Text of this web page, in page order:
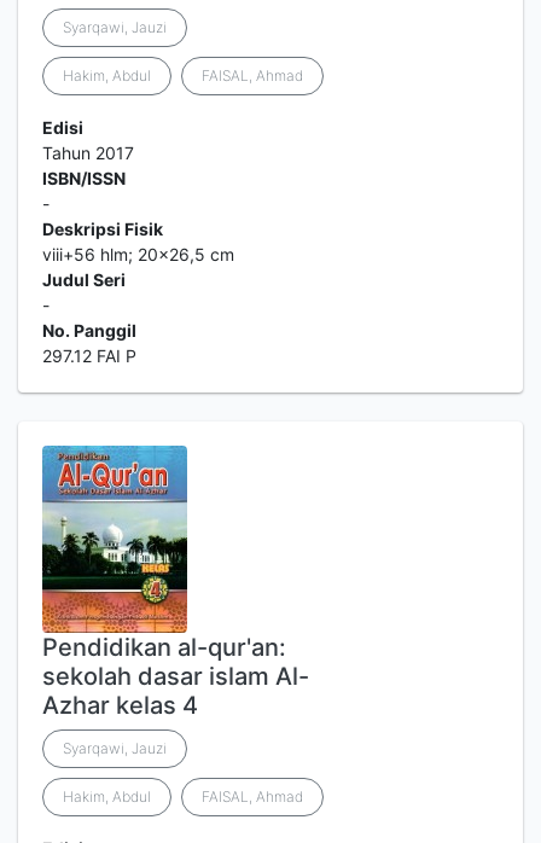
Syarqawi, Jauzi
Hakim, Abdul FAISAL, Ahmad
Edisi
Tahun 2017
ISBN/ISSN
-
Deskripsi Fisik
viii+56 hlm; 20x26,5 cm
Judul Seri
-
No. Panggil
297.12 FAI P
Pendidikan al-qur'an:
sekolah dasar islam Al-
Azhar kelas 4
Syarqawi, Jauzi
Hakim, Abdul FAISAL, Ahmad